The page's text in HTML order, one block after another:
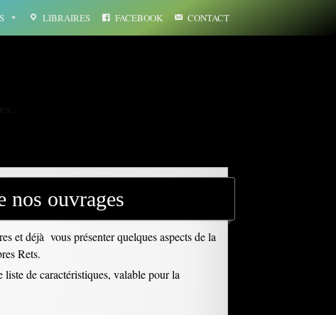
LIBRAIRES FACEBOOK CONTACT
nos ouvrages
et déjà vous présenter quelques aspects de la
Rets.
de caractéristiques, valable pour la